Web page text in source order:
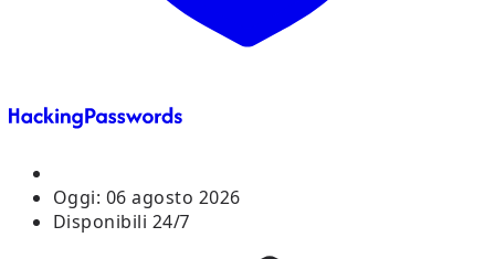
Oggi: 06 agosto 2026
Disponibili 24/7